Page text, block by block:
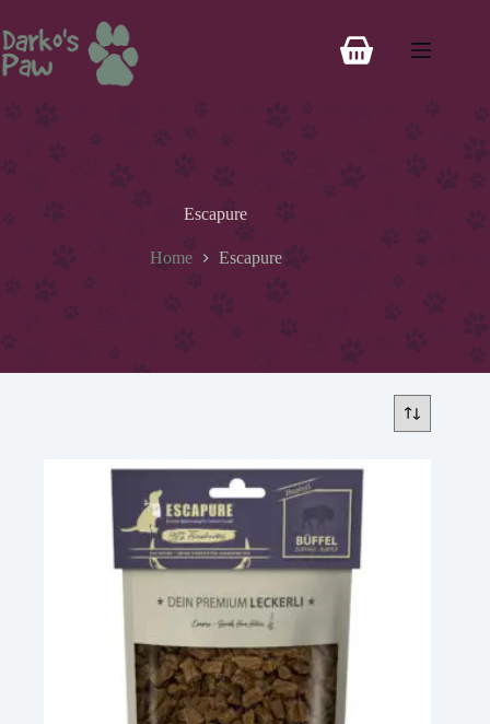
Escapure
Home Escapure